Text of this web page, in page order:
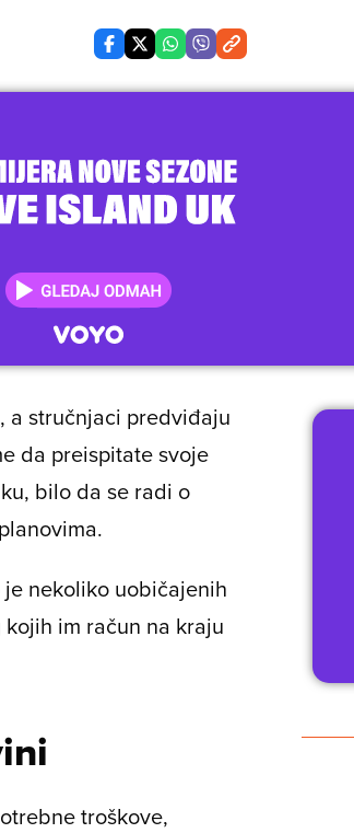
a stručnjaci predviđaju
da preispitate svoje
bilo da se radi o
nekoliko uobičajenih
im račun na kraju
troškove,